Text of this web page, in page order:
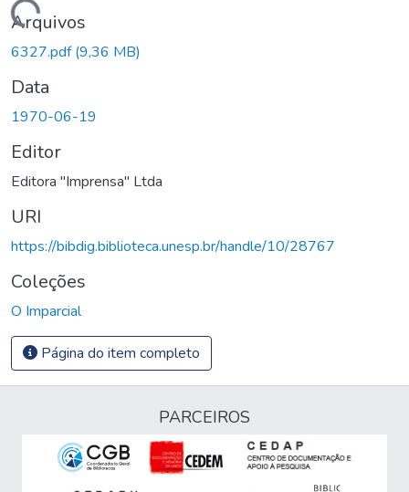
Carregando...
Arquivos
6327.pdf(9,36 MB)
Data
1970-06-19
Editor
Editora "Imprensa" Ltda
URI
https://bibdig.biblioteca.unesp.br/handle/10/28767
Coleções
O Imparcial
Página do item completo
PARCEIROS